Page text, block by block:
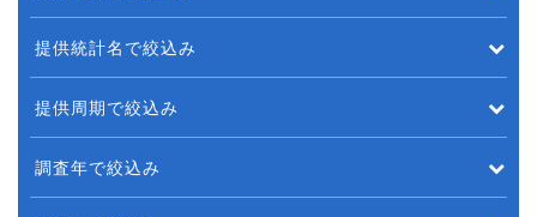
提供統計名で絞込み
提供周期で絞込み
調査年で絞込み